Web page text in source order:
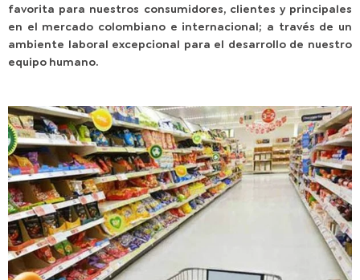
favorita para nuestros consumidores, clientes y principales
en el mercado colombiano e internacional; a través de un
ambiente laboral excepcional para el desarrollo de nuestro
equipo humano.